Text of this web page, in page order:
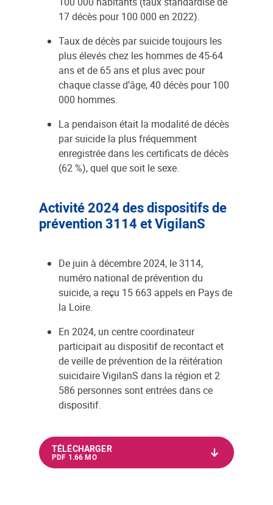
17 décès pour 100 000 en 2022).
Taux de décès par suicide toujours les
plus élevés chez les hommes de 45-64
ans et de 65 ans et plus avec pour
chaque classe d’âge, 40 décès pour 100
000 hommes.
La pendaison était la modalité de décès
par suicide la plus fréquemment
enregistrée dans les certificats de décès
(62 %), quel que soit le sexe.
Activité 2024 des dispositifs de
prévention 3114 et VigilanS
De juin à décembre 2024, le 3114,
numéro national de prévention du
suicide, a reçu 15 663 appels en Pays de
la Loire.
En 2024, un centre coordinateur
participait au dispositif de recontact et
de veille de prévention de la réitération
suicidaire VigilanS dans la région et 2
586 personnes sont entrées dans ce
dispositif.
TÉLÉCHARGER
PDF 1.66 MO